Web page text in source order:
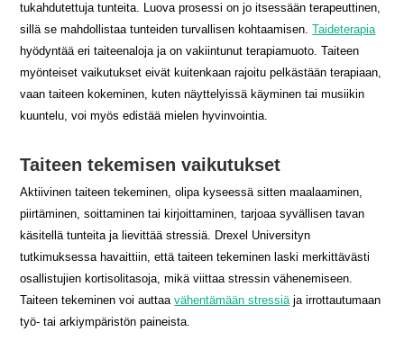
tukahdutettuja tunteita. Luova prosessi on jo itsessään terapeuttinen,
sillä se mahdollistaa tunteiden turvallisen kohtaamisen.Taideterapia
hyödyntää eri taiteenaloja ja on vakiintunut terapiamuoto. Taiteen
myönteiset vaikutukset eivät kuitenkaan rajoitu pelkästään terapiaan,
vaan taiteen kokeminen, kuten näyttelyissä käyminen tai musiikin
kuuntelu, voi myös edistää mielen hyvinvointia.
Taiteen tekemisen vaikutukset
Aktiivinen taiteen tekeminen, olipa kyseessä sitten maalaaminen,
piirtäminen, soittaminen tai kirjoittaminen, tarjoaa syvällisen tavan
käsitellä tunteita ja lievittää stressiä. Drexel Universityn
tutkimuksessa havaittiin, että taiteen tekeminen laski merkittävästi
osallistujien kortisolitasoja, mikä viittaa stressin vähenemiseen.
Taiteen tekeminen voi auttaavähentämään stressiäja irrottautumaan
työ- tai arkiympäristön paineista.